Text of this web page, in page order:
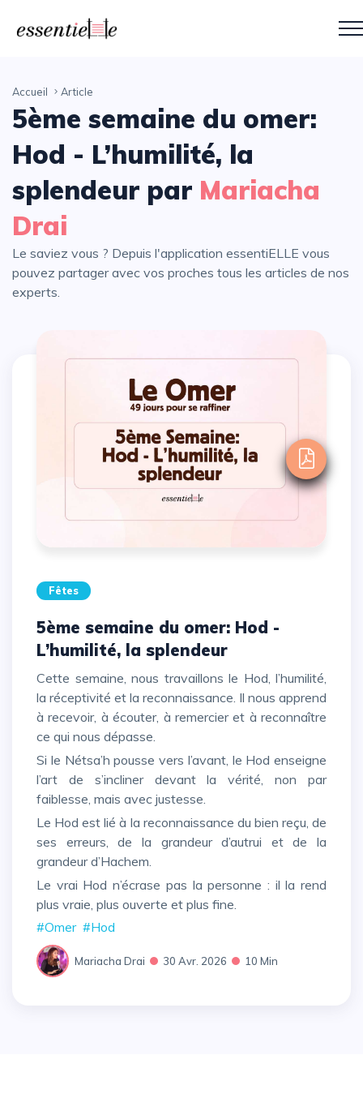
Accueil Article
5ème semaine du omer:
Hod - L’humilité, la
splendeur par Mariacha
Drai
Le saviez vous ? Depuis l'application essentiELLE vous
pouvez partager avec vos proches tous les articles de nos
experts.
Fêtes
5ème semaine du omer: Hod -
L’humilité, la splendeur
Cette semaine, nous travaillons le Hod, l’humilité,
la réceptivité et la reconnaissance. Il nous apprend
à recevoir, à écouter, à remercier et à reconnaître
ce qui nous dépasse.
Si le Nétsa’h pousse vers l’avant, le Hod enseigne
l’art de s’incliner devant la vérité, non par
faiblesse, mais avec justesse.
Le Hod est lié à la reconnaissance du bien reçu, de
ses erreurs, de la grandeur d’autrui et de la
grandeur d’Hachem.
Le vrai Hod n’écrase pas la personne : il la rend
plus vraie, plus ouverte et plus fine.
#Omer #Hod
Mariacha Drai 30 Avr. 2026 10 Min